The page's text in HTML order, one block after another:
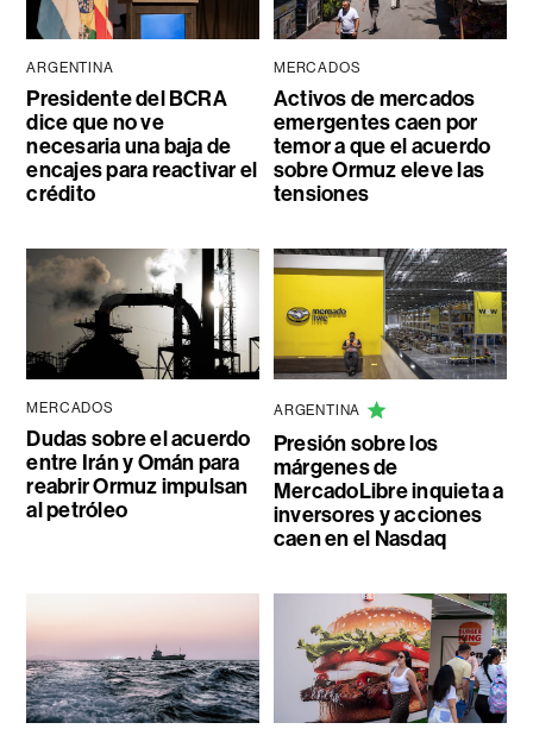
ARGENTINA
Presidente del BCRA
dice que no ve
necesaria una baja de
encajes para reactivar el
crédito
MERCADOS
Activos de mercados
emergentes caen por
temor a que el acuerdo
sobre Ormuz eleve las
tensiones
MERCADOS
Dudas sobre el acuerdo
entre Irán y Omán para
reabrir Ormuz impulsan
al petróleo
ARGENTINA
Presión sobre los
márgenes de
MercadoLibre inquieta a
inversores y acciones
caen en el Nasdaq